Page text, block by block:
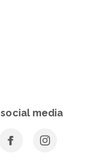
social media